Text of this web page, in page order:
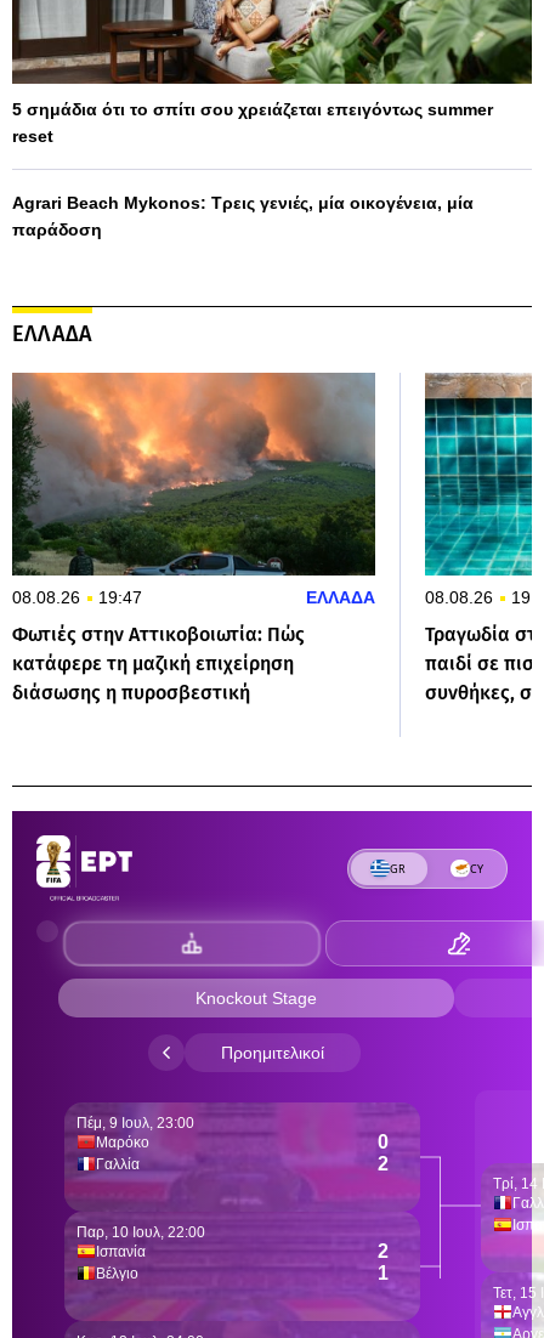
5 σημάδια ότι το σπίτι σου χρειάζεται επειγόντως summer
reset
Agrari Beach Mykonos: Τρεις γενιές, μία οικογένεια, μία
παράδοση
ΕΛΛΑΔΑ
08.08.26 19:47 ΕΛΛΑΔΑ
Φωτιές στην Αττικοβοιωτία: Πώς
κατάφερε τη μαζική επιχείρηση
διάσωσης η πυροσβεστική
08.08.26
Τραγωδία
παιδί σε
συνθήκες,